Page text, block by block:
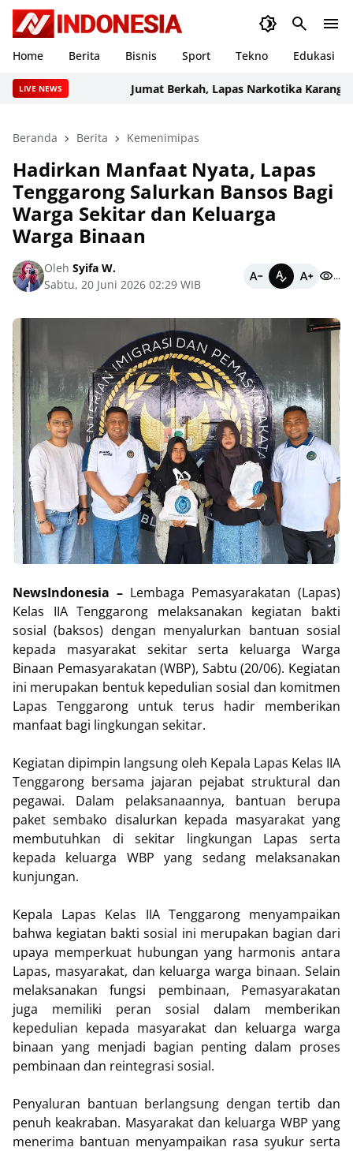
Home Berita Bisnis Sport Tekno Edukasi
LIVE NEWS Jumat Berkah, Lapas Narkotika Karang
Beranda Berita Kemenimipas
Hadirkan Manfaat Nyata, Lapas
Tenggarong Salurkan Bansos Bagi
Warga Sekitar dan Keluarga
Warga Binaan
Oleh Syifa W.
Sabtu, 20 Juni 2026 02:29 WIB
...
NewsIndonesia – Lembaga Pemasyarakatan (Lapas)
Kelas IIA Tenggarong melaksanakan kegiatan bakti
sosial (baksos) dengan menyalurkan bantuan sosial
kepada masyarakat sekitar serta keluarga Warga
Binaan Pemasyarakatan (WBP), Sabtu (20/06). Kegiatan
ini merupakan bentuk kepedulian sosial dan komitmen
Lapas Tenggarong untuk terus hadir memberikan
manfaat bagi lingkungan sekitar.
Kegiatan dipimpin langsung oleh Kepala Lapas Kelas IIA
Tenggarong bersama jajaran pejabat struktural dan
pegawai. Dalam pelaksanaannya, bantuan berupa
paket sembako disalurkan kepada masyarakat yang
membutuhkan di sekitar lingkungan Lapas serta
kepada keluarga WBP yang sedang melaksanakan
kunjungan.
Kepala Lapas Kelas IIA Tenggarong menyampaikan
bahwa kegiatan bakti sosial ini merupakan bagian dari
upaya memperkuat hubungan yang harmonis antara
Lapas, masyarakat, dan keluarga warga binaan. Selain
melaksanakan fungsi pembinaan, Pemasyarakatan
juga memiliki peran sosial dalam memberikan
kepedulian kepada masyarakat dan keluarga warga
binaan yang menjadi bagian penting dalam proses
pembinaan dan reintegrasi sosial.
Penyaluran bantuan berlangsung dengan tertib dan
penuh keakraban. Masyarakat dan keluarga WBP yang
menerima bantuan menyampaikan rasa syukur serta